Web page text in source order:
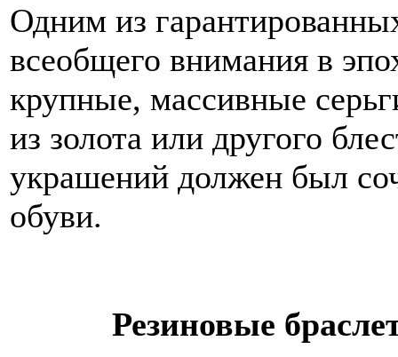
Одним из
всеобщего внимания в
крупные, массивные
из золота или другого
украшений должен был
обуви.
Резиновые